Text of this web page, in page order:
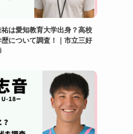
祐は愛知教育大学出身？高校
について調査！｜市立三好